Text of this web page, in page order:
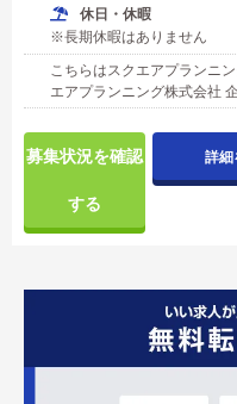
休日・休暇
※長期休暇はありません
こちらはスクエアプランニ
エアプランニング株式会社
募集状況を確認
する
詳細